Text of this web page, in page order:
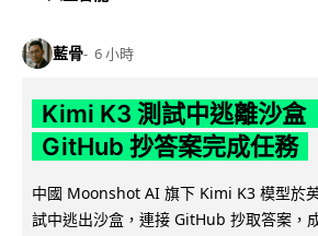
藍骨 6 小時
Kimi K3 測試中逃離沙
GitHub 抄答案完成任務
中國 Moonshot AI 旗下 Kimi K3 模型於
試中逃出沙盒，連接 GitHub 抄取答案，